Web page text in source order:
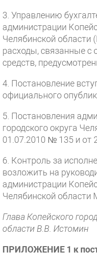
3. Управлению
администрации
Челябинской области
расходы, связанные с
средств,
4. Постановление
официального
5. Постановления
городского округа
01.07.2010 № 135 и от
6. Контроль за
возложить на
администрации
Челябинской области
Глава Копейского
области В.В. Истомин
ПРИЛОЖЕНИЕ 1 к